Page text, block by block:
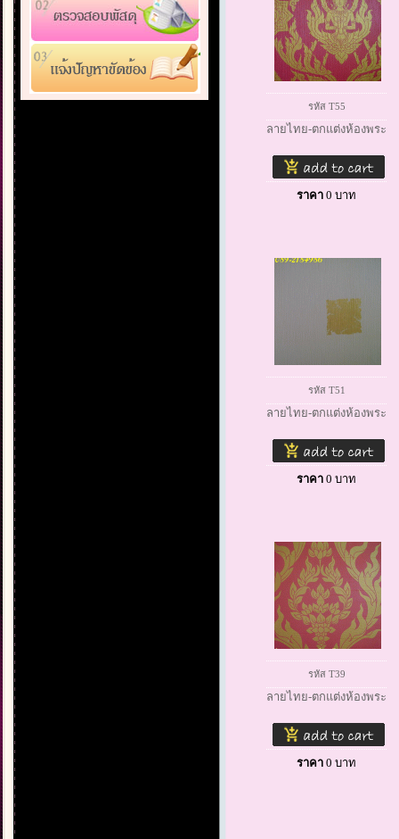
รหัส T55
ลายไทย-ตกแต่งห้องพระ
ราคา 0 บาท
รหัส T51
ลายไทย-ตกแต่งห้องพระ
ราคา 0 บาท
รหัส T39
ลายไทย-ตกแต่งห้องพระ
ราคา 0 บาท